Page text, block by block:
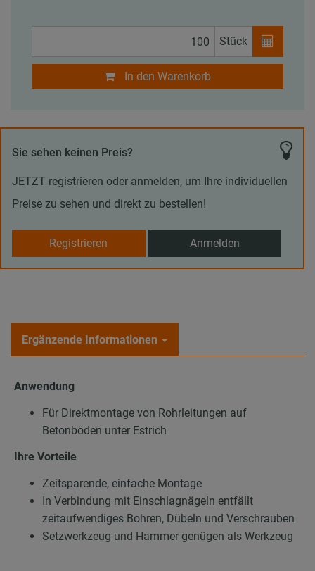
Stück
In den Warenkorb
Sie sehen keinen Preis?
JETZT registrieren oder anmelden, um Ihre individuellen
Preise zu sehen und direkt zu bestellen!
Registrieren Anmelden
Ergänzende Informationen
Anwendung
Für Direktmontage von Rohrleitungen auf
Betonböden unter Estrich
Ihre Vorteile
Zeitsparende, einfache Montage
In Verbindung mit Einschlagnägeln entfällt
zeitaufwendiges Bohren, Dübeln und Verschrauben
Setzwerkzeug und Hammer genügen als Werkzeug